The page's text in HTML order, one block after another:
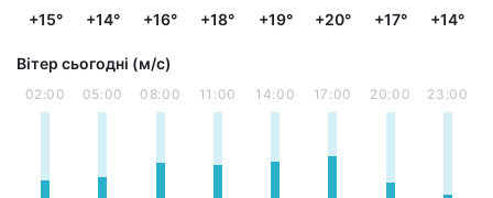
+15° +14° +16° +18° +19° +20° +17° +14°
Вітер сьогодні (м/с)
02:00 05:00 08:00 11:00 14:00 17:00 20:00 23:00